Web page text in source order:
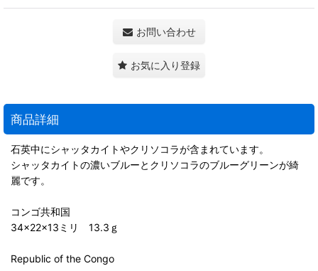
お問い合わせ
お気に入り登録
商品詳細
石英中にシャッタカイトやクリソコラが含まれています。
シャッタカイトの濃いブルーとクリソコラのブルーグリーンが綺
麗です。
コンゴ共和国
34×22×13ミリ 13.3ｇ
Republic of the Congo